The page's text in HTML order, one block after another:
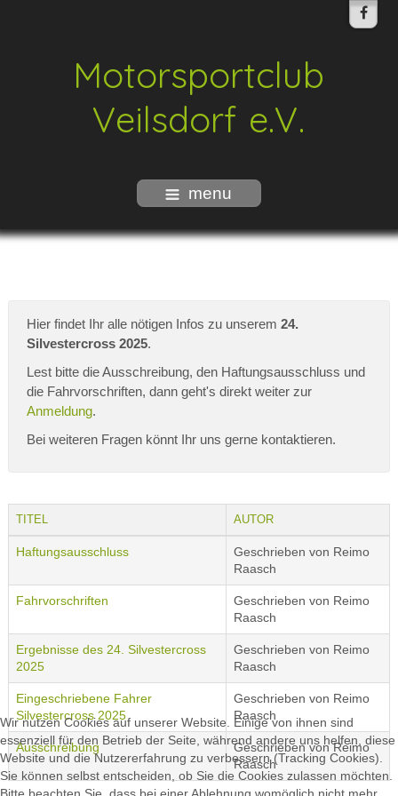
Motorsportclub
Veilsdorf e.V.
menu
Hier findet Ihr alle nötigen Infos zu unserem 24.
Silvestercross 2025.
Lest bitte die Ausschreibung, den Haftungsausschluss und
die Fahrvorschriften, dann geht's direkt weiter zur
Anmeldung.
Bei weiteren Fragen könnt Ihr uns gerne kontaktieren.
TITEL AUTOR
Haftungsausschluss
Geschrieben von Reimo
Raasch
Fahrvorschriften
Geschrieben von Reimo
Raasch
Ergebnisse des 24. Silvestercross
2025
Geschrieben von Reimo
Raasch
Eingeschriebene Fahrer
Silvestercross 2025
Geschrieben von Reimo
Raasch
Ausschreibung
Geschrieben von Reimo
Raasch
Wir nutzen Cookies auf unserer Website. Einige von ihnen sind
essenziell für den Betrieb der Seite, während andere uns helfen, diese
Website und die Nutzererfahrung zu verbessern (Tracking Cookies).
Sie können selbst entscheiden, ob Sie die Cookies zulassen möchten.